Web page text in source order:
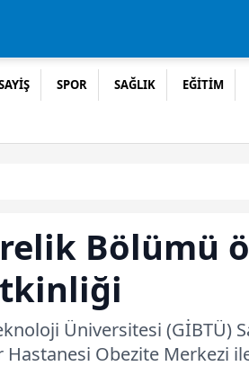
SPOR SAĞLIK EĞİTİM
Bölümü
Üniversitesi (GİBTÜ)
Obezite Merkezi